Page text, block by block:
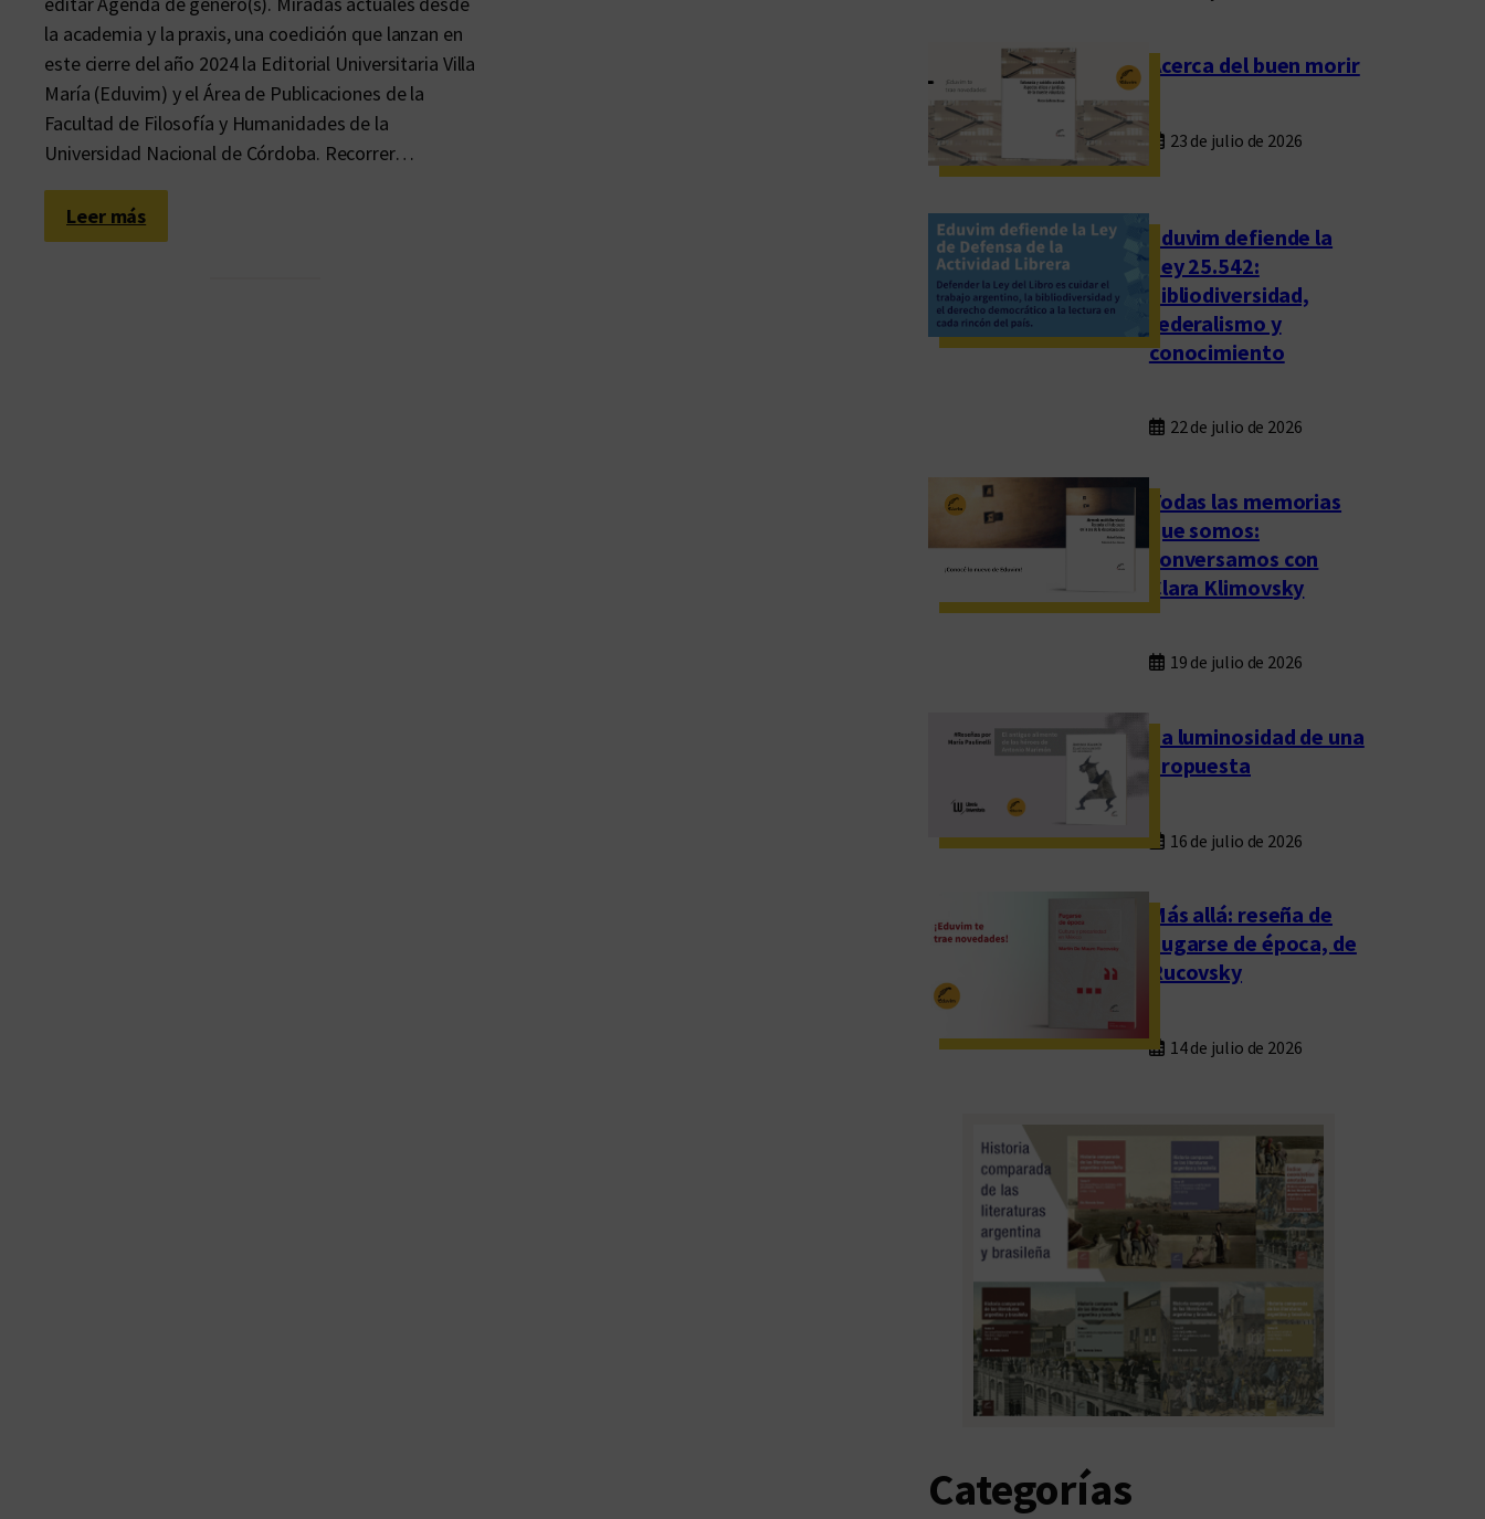
la academia y la praxis, una coedición que lanzan en
este cierre del año 2024 la Editorial Universitaria Villa
María (Eduvim) y el Área de Publicaciones de la
Facultad de Filosofía y Humanidades de la
Universidad Nacional de Córdoba. Recorrer…
Leer más:
O
Acerca del buen morir
23 de julio de 2026
Eduvim defiende la
Ley 25.542:
bibliodiversidad,
federalismo y
conocimiento
22 de julio de 2026
Todas las memorias
que somos:
conversamos con
Clara Klimovsky
19 de julio de 2026
La luminosidad de una
propuesta
16 de julio de 2026
Más allá: reseña de
Fugarse de época, de
Rucovsky
14 de julio de 2026
Categorías